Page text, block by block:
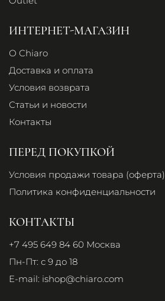
ИНТЕРНЕТ-МАГАЗИН
О Chiaro
Доставка и оплата
Условия возврата
Статьи и новости
Контакты
ПЕРЕД ПОКУПКОЙ
Условия продажи товара (оферта)
Политика конфиденциальности
КОНТАКТЫ
+7 495 649 84 60 Москва
Пн-Пт: с 9 до 18
E-mail: ishop@chiaro.com